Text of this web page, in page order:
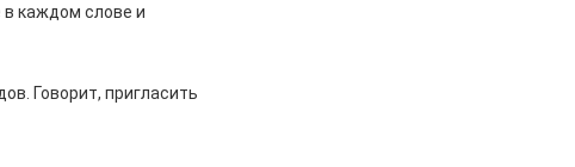
в каждом слове и
Говорит, пригласить